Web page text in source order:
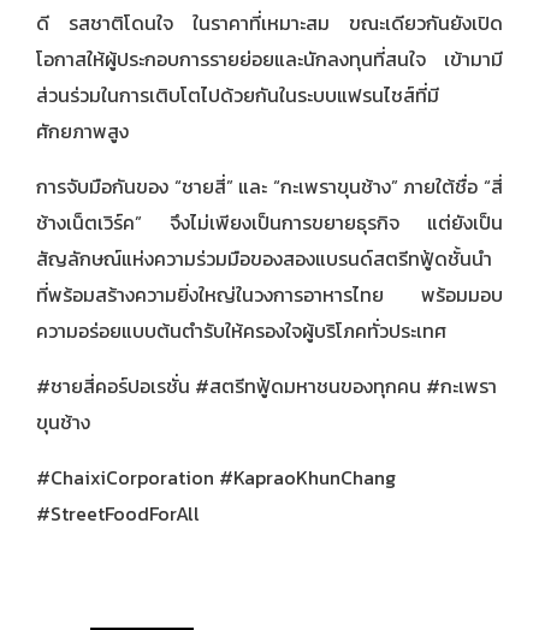
ดี รสชาติโดนใจ ในราคาที่เหมาะสม ขณะเดียวกันยังเปิด
โอกาสให้ผู้ประกอบการรายย่อยและนักลงทุนที่สนใจ เข้ามามี
ส่วนร่วมในการเติบโตไปด้วยกันในระบบแฟรนไชส์ที่มี
ศักยภาพสูง
การจับมือกันของ “ชายสี่” และ “กะเพราขุนช้าง” ภายใต้ชื่อ “สี่
ช้างเน็ตเวิร์ค” จึงไม่เพียงเป็นการขยายธุรกิจ แต่ยังเป็น
สัญลักษณ์แห่งความร่วมมือของสองแบรนด์สตรีทฟู้ดชั้นนำ
ที่พร้อมสร้างความยิ่งใหญ่ในวงการอาหารไทย พร้อมมอบ
ความอร่อยแบบต้นตำรับให้ครองใจผู้บริโภคทั่วประเทศ
#ชายสี่คอร์ปอเรชั่น #สตรีทฟู้ดมหาชนของทุกคน #กะเพรา
ขุนช้าง
#ChaixiCorporation #KapraoKhunChang
#StreetFoodForAll